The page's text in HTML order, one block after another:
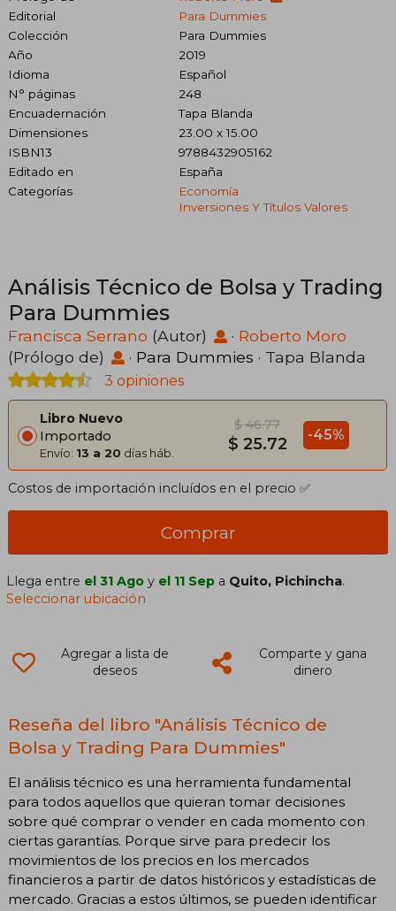
Editorial
Para Dummies
Colección
Para Dummies
Año
2019
Idioma
Español
N° páginas
248
Encuadernación
Tapa Blanda
Dimensiones
23.00 x 15.00
ISBN13
9788432905162
Editado en
España
Categorías
Economía
Inversiones Y Títulos Valores
Análisis Técnico de Bolsa y Trading
Para Dummies
Francisca Serrano (Autor) · Roberto Moro
(Prólogo de)
· Para Dummies · Tapa Blanda
3 opiniones
Libro Nuevo
Importado
Envío: 13 a 20 días háb.
$ 46.77
$ 25.72 -45%
Costos de importación incluídos en el precio ✅
Comprar
Llega entre el 31 Ago y el 11 Sep a Quito, Pichincha.
Seleccionar ubicación
Agregar a lista de
deseos
Comparte y gana
dinero
Reseña del libro "Análisis Técnico de
Bolsa y Trading Para Dummies"
El análisis técnico es una herramienta fundamental
para todos aquellos que quieran tomar decisiones
sobre qué comprar o vender en cada momento con
ciertas garantías. Porque sirve para predecir los
movimientos de los precios en los mercados
financieros a partir de datos históricos y estadísticas de
mercado. Gracias a estos últimos, se pueden identificar